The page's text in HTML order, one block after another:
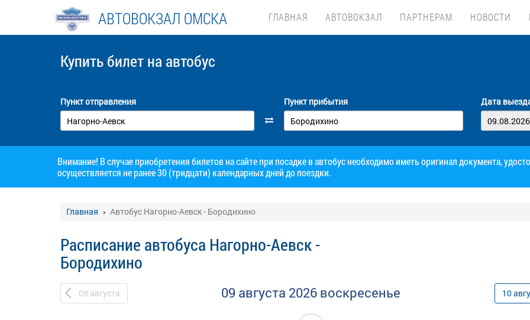
АВТОВОКЗАЛ ОМСКА ГЛАВНАЯ АВТОВОКЗАЛ ПАРТНЕРАМ НОВОСТИ
Купить билет на автобус
Пункт отправления Пункт прибытия Дата
Внимание! В случае приобретения билетов на сайте при посадке в автобус необходимо иметь оригинал документа,
осуществляется не ранее 30 (тридцати) календарных дней до поездки.
Главная Автобус Нагорно-Аевск - Бородихино
Расписание автобуса Нагорно-Аевск -
Бородихино
08 августа 09 августа 2026 воскресенье 10